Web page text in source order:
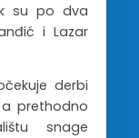
su po dva
i Lazar
derbi
prethodno
snage